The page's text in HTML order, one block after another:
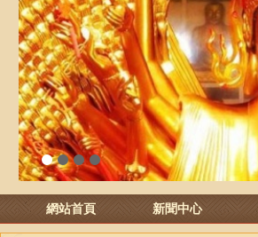
1 2 3 4
網站首頁 新聞中心